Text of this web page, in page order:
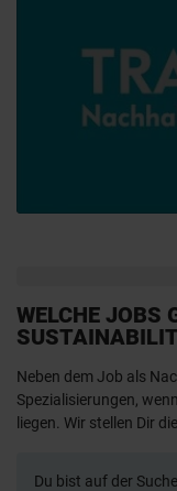
WELCHE JOBS
Neben dem Job als
Spezialisierungen,
liegen. Wir stellen Dir
Du bist auf der